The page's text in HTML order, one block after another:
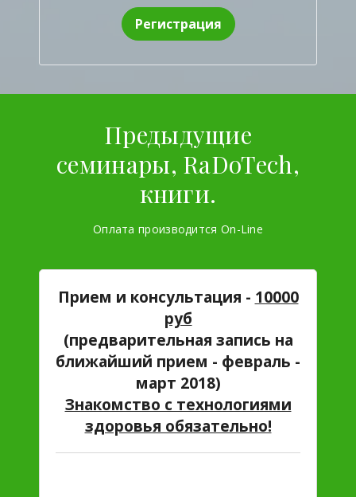
Регистрация
Предыдущие
семинары, RaDoTech,
книги.
Оплата производится On-Line
Прием и консультация - 10000
руб
(предварительная запись на
ближайший прием - февраль -
март 2018)
Знакомство с технологиями
здоровья обязательно!